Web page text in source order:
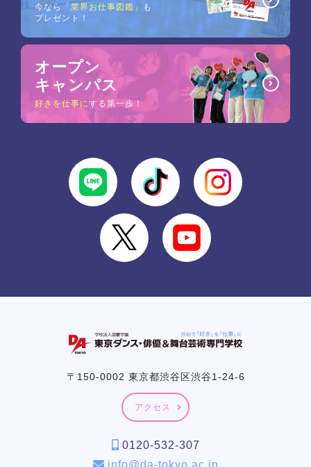
今なら「業界お仕事図鑑」
も
プレゼント！
オープン
キャンパス
好きを仕事にする第一歩！
〒150-0002 東京都渋谷区渋谷1-24-6
アクセス
0120-532-307
info@da-tokyo.ac.jp